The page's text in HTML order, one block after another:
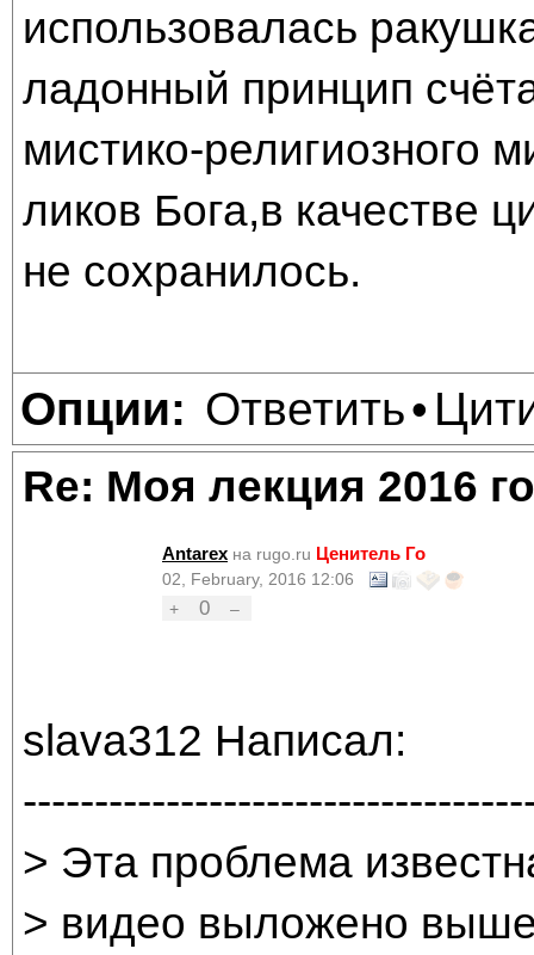
использовалась
ладонный принцип
мистико-религиозного
ликов Бога,в качестве
не сохранилось.
Опции: Ответить•
Re: Моя лекция 2016
Antarex на rugo.ru Ценитель Го
02, February, 2016 12:06
+
0 –
slava312 Написал:
> Эта проблема
> видео выложено